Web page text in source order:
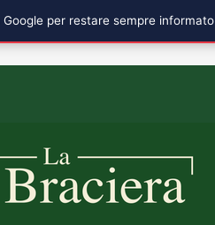
per restare sempre informato